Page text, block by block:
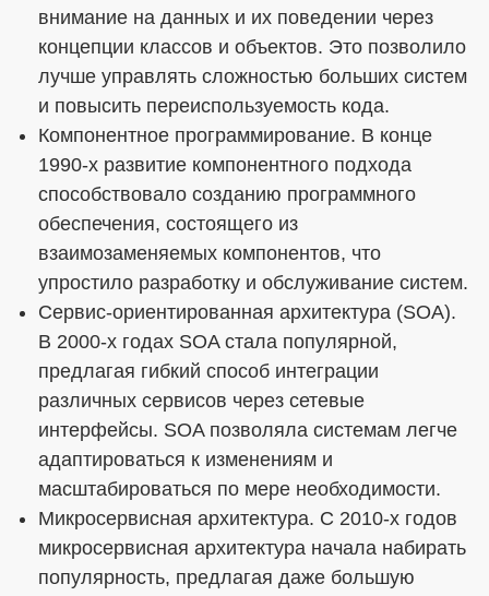
внимание на данных и их поведении через
концепции классов и объектов. Это позволило
лучше управлять сложностью больших систем
и повысить переиспользуемость кода.
Компонентное программирование. В конце
1990-х развитие компонентного подхода
способствовало созданию программного
обеспечения, состоящего из
взаимозаменяемых компонентов, что
упростило разработку и обслуживание систем.
Сервис-ориентированная архитектура (SOA).
В 2000-х годах SOA стала популярной,
предлагая гибкий способ интеграции
различных сервисов через сетевые
интерфейсы. SOA позволяла системам легче
адаптироваться к изменениям и
масштабироваться по мере необходимости.
Микросервисная архитектура. С 2010-х годов
микросервисная архитектура начала набирать
популярность, предлагая даже большую